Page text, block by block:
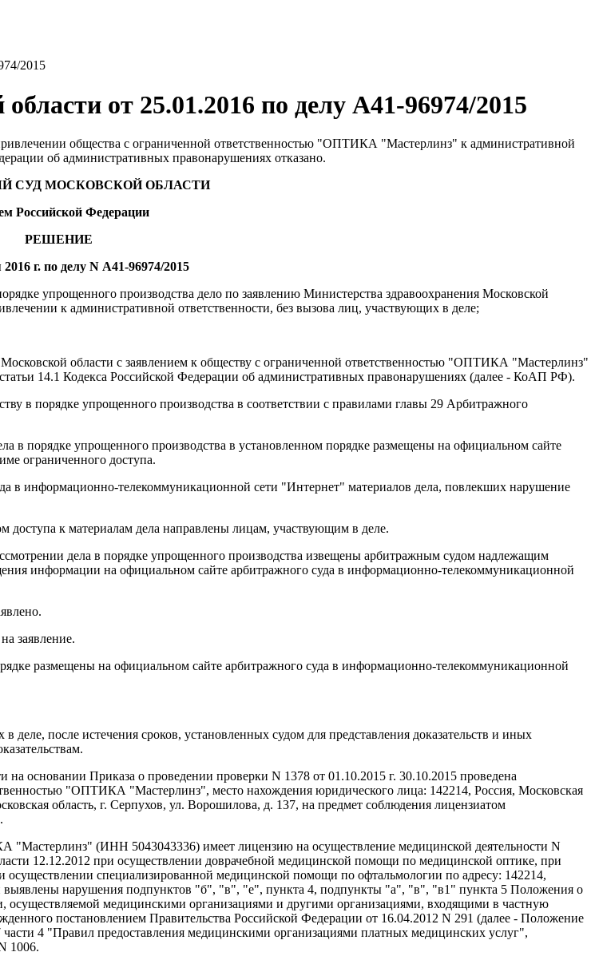
2015
от 25.01.2016 по делу А41-96974/2015
общества с ограниченной ответственностью "ОПТИКА "Мастерлинз" к административной
об административных правонарушениях отказано.
СУД МОСКОВСКОЙ ОБЛАСТИ
Российской Федерации
РЕШЕНИЕ
г. по делу N А41-96974/2015
упрощенного производства дело по заявлению Министерства здравоохранения Московской
к административной ответственности, без вызова лиц, участвующих в деле;
области с заявлением к обществу с ограниченной ответственностью "ОПТИКА "Мастерлинз"
14.1 Кодекса Российской Федерации об административных правонарушениях (далее - КоАП РФ).
в порядке упрощенного производства в соответствии с правилами главы 29 Арбитражного
в порядке упрощенного производства в установленном порядке размещены на официальном сайте
ограниченного доступа.
в информационно-телекоммуникационной сети "Интернет" материалов дела, повлекших нарушение
доступа к материалам дела направлены лицам, участвующим в деле.
дела в порядке упрощенного производства извещены арбитражным судом надлежащим
информации на официальном сайте арбитражного суда в информационно-телекоммуникационной
заявление.
размещены на официальном сайте арбитражного суда в информационно-телекоммуникационной
после истечения сроков, установленных судом для представления доказательств и иных
основании Приказа о проведении проверки N 1378 от 01.10.2015 г. 30.10.2015 проведена
"ОПТИКА "Мастерлинз", место нахождения юридического лица: 142214, Россия, Московская
область, г. Серпухов, ул. Ворошилова, д. 137, на предмет соблюдения лицензиатом
(ИНН 5043043336) имеет лицензию на осуществление медицинской деятельности N
12.12.2012 при осуществлении доврачебной медицинской помощи по медицинской оптике, при
специализированной медицинской помощи по офтальмологии по адресу: 142214,
выявлены нарушения подпунктов "б", "в", "е", пункта 4, подпункты "а", "в", "в1" пункта 5 Положения о
осуществляемой медицинскими организациями и другими организациями, входящими в частную
постановлением Правительства Российской Федерации от 16.04.2012 N 291 (далее - Положение
4 "Правил предоставления медицинскими организациями платных медицинских услуг",
1006.